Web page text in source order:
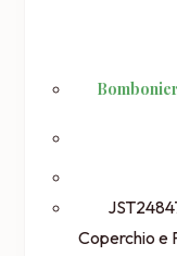
Coperchio e